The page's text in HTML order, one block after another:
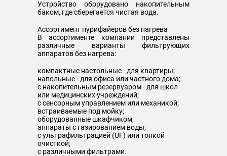
Устройство оборудовано накопительным
баком, где сберегается чистая вода.
Ассортимент пурифайеров без нагрева
В ассортименте компании представлены
различные варианты фильтрующих
аппаратов без нагрева:
компактные настольные - для квартиры;
напольные - для офиса или частного дома;
с накопительным резервуаром - для школ
или медицинских учреждений;
с сенсорным управлением или механикой;
встраиваемые под мойку;
оборудованные шкафчиком;
аппараты с газированием воды;
с ультрафильтрацией (UF) или тонкой
очисткой;
с различными фильтрами.